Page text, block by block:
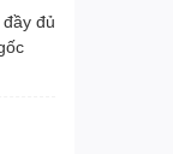
đủ